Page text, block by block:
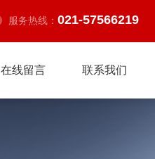
服务热线： 021-57566219
在线留言 联系我们